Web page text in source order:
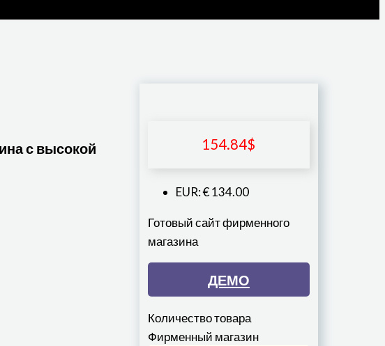
154.84$
EUR:€ 134.00
Готовый сайт фирменного
магазина
ДЕМО
Количество товара
Фирменный магазин
с высокой